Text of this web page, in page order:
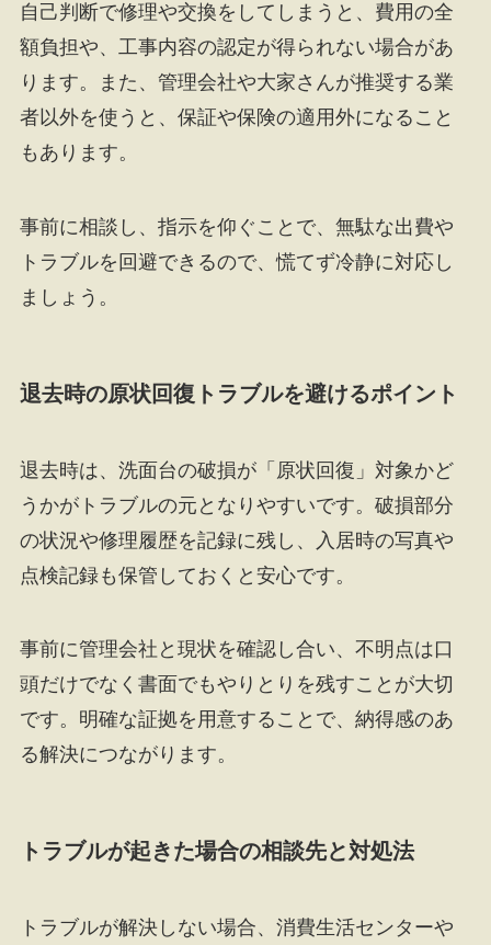
自己判断で修理や交換をしてしまうと、費用の全
額負担や、工事内容の認定が得られない場合があ
ります。また、管理会社や大家さんが推奨する業
者以外を使うと、保証や保険の適用外になること
もあります。
事前に相談し、指示を仰ぐことで、無駄な出費や
トラブルを回避できるので、慌てず冷静に対応し
ましょう。
退去時の原状回復トラブルを避けるポイント
退去時は、洗面台の破損が「原状回復」対象かど
うかがトラブルの元となりやすいです。破損部分
の状況や修理履歴を記録に残し、入居時の写真や
点検記録も保管しておくと安心です。
事前に管理会社と現状を確認し合い、不明点は口
頭だけでなく書面でもやりとりを残すことが大切
です。明確な証拠を用意することで、納得感のあ
る解決につながります。
トラブルが起きた場合の相談先と対処法
トラブルが解決しない場合、消費生活センターや